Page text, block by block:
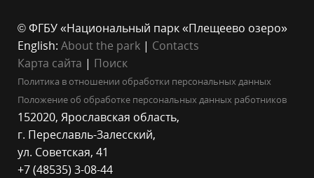
© ФГБУ «Национальный парк «Плещеево озеро»
English: About the park | Contacts
Карта сайта | Поиск
Политика в отношении обработки персональных данных
Положение об обработке персональных данных работников
152020, Ярославская область,
г. Переславль-Залесский,
ул. Советская, 41
+7 (48535) 3-08-44